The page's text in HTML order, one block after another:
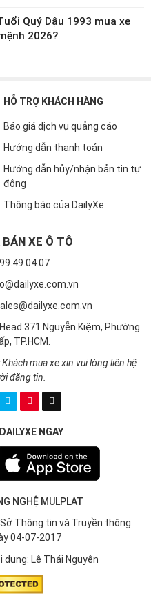
Quý Dậu 1993 mua xe
2026?
HỖ TRỢ KHÁCH HÀNG
Báo giá dịch vụ quảng cáo
Hướng dẫn thanh toán
Hướng dẫn hủy/nhận bản tin tự
động
Thông báo của DailyXe
XE Ô TÔ
371 Nguyễn Kiệm, Phường
TP.HCM.
mua xe xin vui lòng liên hệ
đăng tin.
NGAY
NGHỆ MULPLAT
Thông tin và Truyền thông
04-07-2017
Lê Thái Nguyên